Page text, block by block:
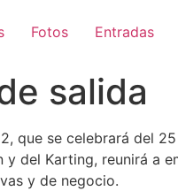
Fotos Entradas
salida
que se celebrará del
del Karting, reunirá a
y de negocio.